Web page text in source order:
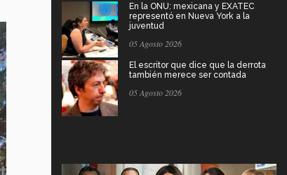
En la ONU: mexicana y EXATEC
representó en Nueva York a la
juventud
05 Agosto 2026
El escritor que dice que la derrota
también merece ser contada
05 Agosto 2026